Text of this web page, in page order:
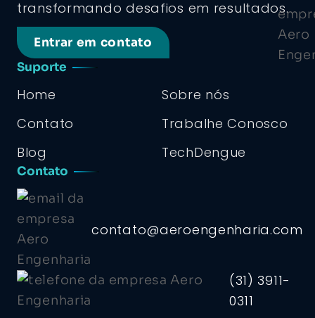
transformando desafios em resultados.
Entrar em contato
Suporte
Home
Sobre nós
Contato
Trabalhe Conosco
Blog
TechDengue
Contato
contato@aeroengenharia.com
(31) 3911-
0311